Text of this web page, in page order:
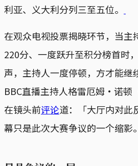
利亚、义大利分列三至五位。
在观众电视投票揭晓环节，当主
220分、一度跃升至积分榜首时
声，主持人一度停顿，方才能继
BBC直播主持人格雷厄姆‧诺顿
在镜头前评论道：「大厅内对此
幕只是此次大赛争议的一个缩影。